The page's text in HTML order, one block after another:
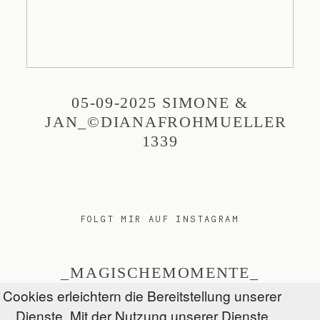
05-09-2025 SIMONE &
JAN_©DIANAFROHMUELLER
1339
FOLGT MIR AUF INSTAGRAM
_MAGISCHEMOMENTE_
Cookies erleichtern die Bereitstellung unserer
Dienste. Mit der Nutzung unserer Dienste